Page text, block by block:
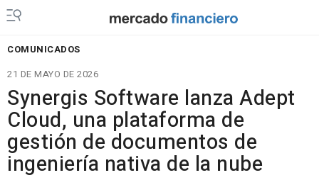
COMUNICADOS
21 DE MAYO DE 2026
Synergis Software lanza Adept
Cloud, una plataforma de
gestión de documentos de
ingeniería nativa de la nube